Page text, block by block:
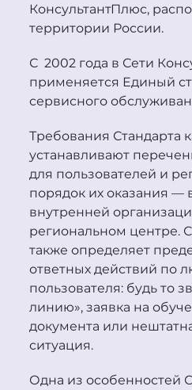
КонсультантПлюс,
территории России.
С 2002 года в Сети
применяется Единый
сервисного
Требования Стандарта
устанавливают
для пользователей и
порядок их оказания —
внутренней
региональном центре.
также определяет
ответных действий по
пользователя: будь то
линию», заявка на
документа или
ситуация.
Одна из особенностей